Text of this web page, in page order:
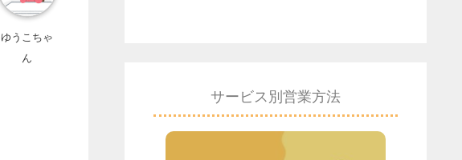
ゆうこちゃ
ん
サービス別営業方法